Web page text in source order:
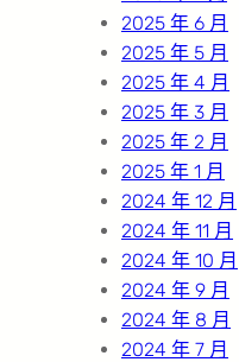
2025 年 6 月
2025 年 5 月
2025 年 4 月
2025 年 3 月
2025 年 2 月
2025 年 1 月
2024 年 12 月
2024 年 11 月
2024 年 10 月
2024 年 9 月
2024 年 8 月
2024 年 7 月